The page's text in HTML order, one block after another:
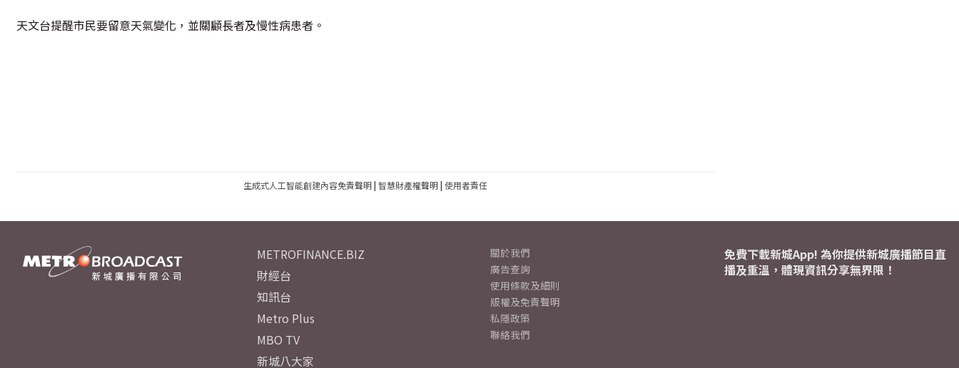
天文台提醒市民要留意天氣變化，並關顧長者及慢性病患者。
生成式人工智能創建內容免責聲明| 智慧財產權聲明| 使用者責任
METROFINANCE.BIZ
財經台
知訊台
Metro Plus
MBO TV
新城八大家
關於我們
廣告查詢
使用條款及細則
版權及免責聲明
私隱政策
聯絡我們
免費下載新城App! 為你提供新城廣播節目直
播及重溫，體現資訊分享無界限！